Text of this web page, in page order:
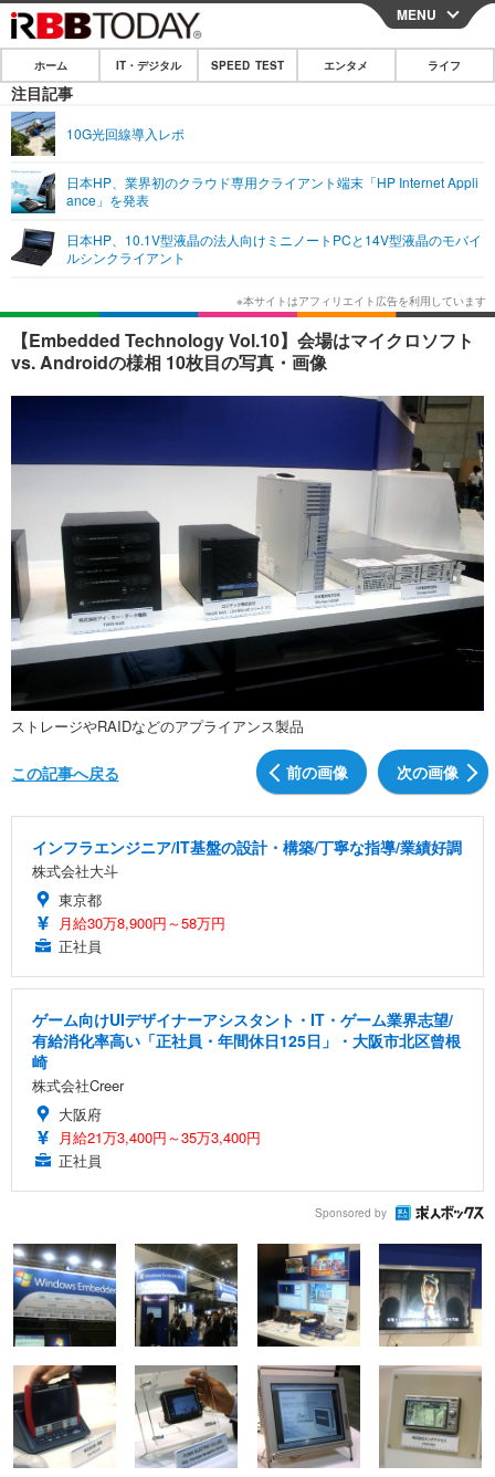
CLOSE
ホーム
IT・デジタル
ネタ
ショッピング その他
SPEED TEST
エンタメ
エンタメTOP
韓国・芸能
音楽 スポーツ
ライフ
ライフTOP グルメ
ペット ショッピング
その他
リリース一覧
プッシュ通知の停止方法
MENU
ホーム IT・デジタル SPEED TEST エンタメ ライフ
注目記事
10G光回線導入レポ
日本HP、業界初のクラウド専用クライアント端末「HP Internet Appli
ance」を発表
日本HP、10.1V型液晶の法人向けミニノートPCと14V型液晶のモバイ
ルシンクライアント
【Embedded Technology Vol.10】会場はマイクロソフト
vs. Androidの様相 10枚目の写真・画像
ストレージやRAIDなどのアプライアンス製品
前の画像 次の画像
この記事へ戻る
インフラエンジニア/IT基盤の設計・構築/丁寧な指導/業績好調
株式会社大斗
東京都
月給30万8,900円～58万円
正社員
ゲーム向けUIデザイナーアシスタント・IT・ゲーム業界志望/
有給消化率高い「正社員・年間休日125日」・大阪市北区曾根
崎
株式会社Creer
大阪府
月給21万3,400円～35万3,400円
正社員
Sponsored by